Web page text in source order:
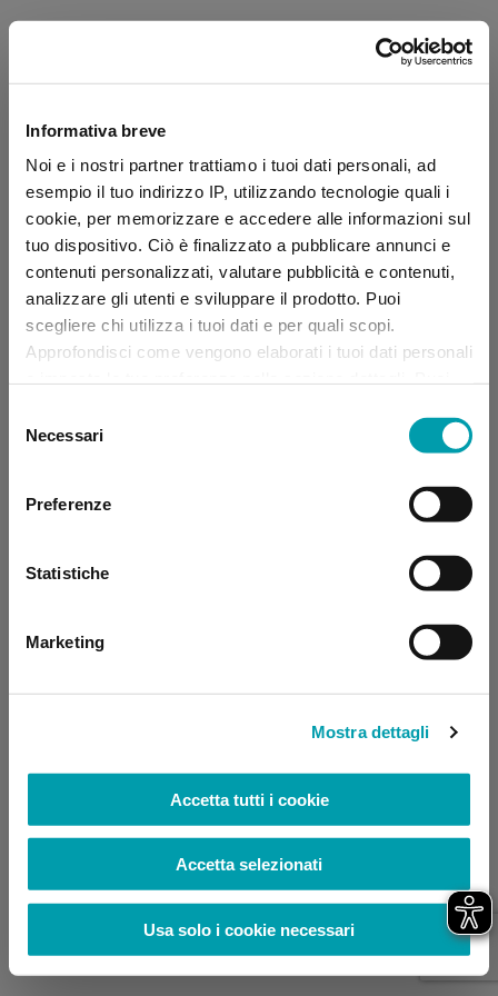
Informativa breve
Noi e i nostri partner trattiamo i tuoi dati personali, ad
esempio il tuo indirizzo IP, utilizzando tecnologie quali i
cookie, per memorizzare e accedere alle informazioni sul
tuo dispositivo. Ciò è finalizzato a pubblicare annunci e
contenuti personalizzati, valutare pubblicità e contenuti,
analizzare gli utenti e sviluppare il prodotto. Puoi
scegliere chi utilizza i tuoi dati e per quali scopi.
Approfondisci come vengono elaborati i tuoi dati personali
momento dalla Dichiarazione sui “
delNecessari
Preferenze
Statistiche
Marketing
Mostra dettagli
Accetta tutti i cookie
Accetta selezionati
Usa solo i cookie necessari
Application error: a client-side exception has occurred (see the
browser console for more information)